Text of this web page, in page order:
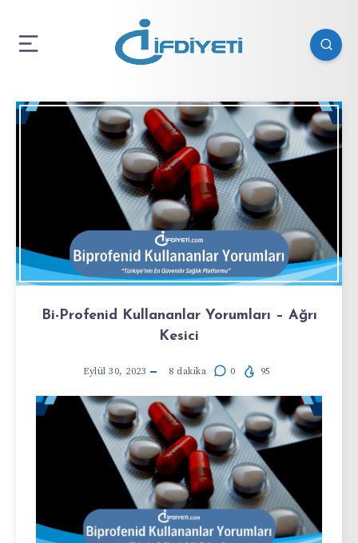
Bi-Profenid Kullananlar Yorumları – Ağrı
Kesici
Eylül 30, 2023 8 dakika 0 95